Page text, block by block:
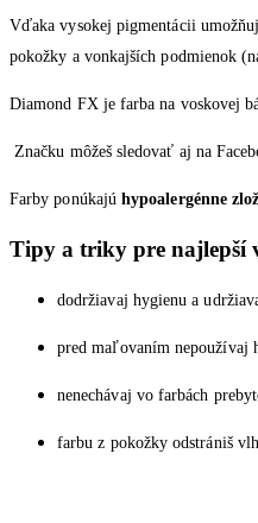
Vďaka vysokej pigmentácii
pokožky a vonkajších podmienok
Diamond FX je farba na voskovej
Značku môžeš sledovať aj na
Farby ponúkajúhypoalergénne
Tipy a triky pre najlepší
dodržiavaj hygienu a
pred maľovaním nepoužívaj
nenechávaj vo farbách
farbu z pokožky odstrániš